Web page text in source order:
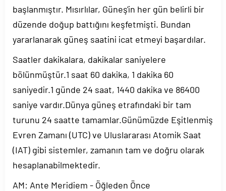
başlanmıştır. Mısırlılar, Güneş'in her gün belirli bir
düzende doğup battığını keşfetmişti. Bundan
yararlanarak güneş saatini icat etmeyi başardılar.
Saatler dakikalara, dakikalar saniyelere
bölünmüştür.1 saat 60 dakika, 1 dakika 60
saniyedir.1 günde 24 saat, 1440 dakika ve 86400
saniye vardır.Dünya güneş etrafındaki bir tam
turunu 24 saatte tamamlar.Günümüzde Eşitlenmiş
Evren Zamanı (UTC) ve Uluslararası Atomik Saat
(IAT) gibi sistemler, zamanın tam ve doğru olarak
hesaplanabilmektedir.
AM: Ante Meridiem - Öğleden Önce